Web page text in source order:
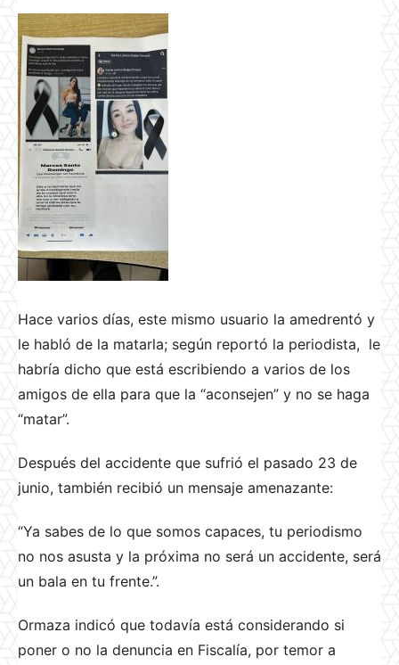
Hace varios días, este mismo usuario la amedrentó y
le habló de la matarla; según reportó la periodista, le
habría dicho que está escribiendo a varios de los
amigos de ella para que la “aconsejen” y no se haga
“matar”.
Después del accidente que sufrió el pasado 23 de
junio, también recibió un mensaje amenazante:
“Ya sabes de lo que somos capaces, tu periodismo
no nos asusta y la próxima no será un accidente, será
un bala en tu frente.”.
Ormaza indicó que todavía está considerando si
poner o no la denuncia en Fiscalía, por temor a